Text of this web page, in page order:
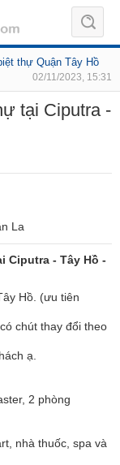
thự Quận Tây Hồ
02/11/2023, 15:31
tại Ciputra -
La
Ciputra - Tây Hồ -
Hồ. (ưu tiên
chút thay đổi theo
ạ.
2 phòng
nhà thuốc, spa và